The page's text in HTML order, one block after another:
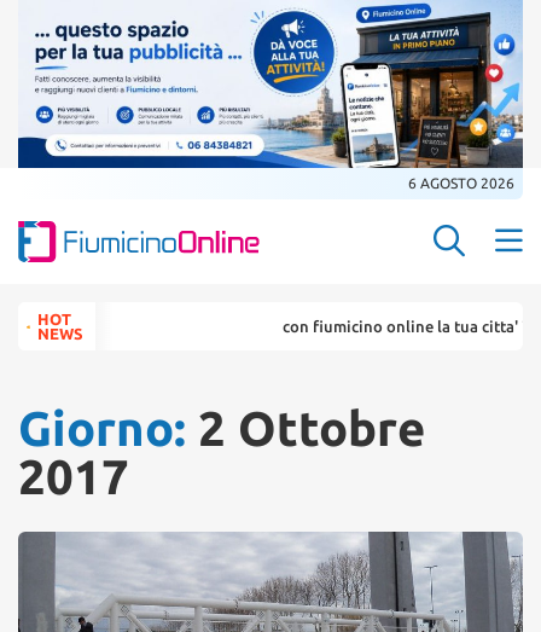
6 AGOSTO 2026
Search
for:HOT
NEWS
con fiumicino online la tua citta' in
Giorno: 2 Ottobre
2017